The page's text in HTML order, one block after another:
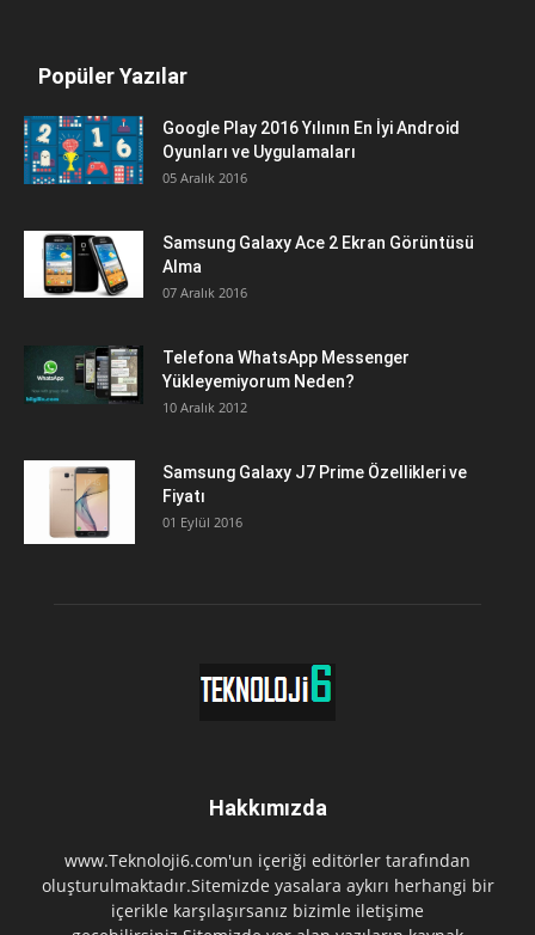
Popüler Yazılar
Google Play 2016 Yılının En İyi Android
Oyunları ve Uygulamaları
05 Aralık 2016
Samsung Galaxy Ace 2 Ekran Görüntüsü
Alma
07 Aralık 2016
Telefona WhatsApp Messenger
Yükleyemiyorum Neden?
10 Aralık 2012
Samsung Galaxy J7 Prime Özellikleri ve
Fiyatı
01 Eylül 2016
Hakkımızda
www.Teknoloji6.com'un içeriği editörler tarafından
oluşturulmaktadır.Sitemizde yasalara aykırı herhangi bir
içerikle karşılaşırsanız bizimle iletişime